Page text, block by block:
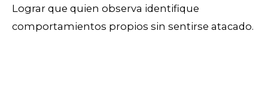
Lograr que quien observa identifique
comportamientos propios sin sentirse atacado.